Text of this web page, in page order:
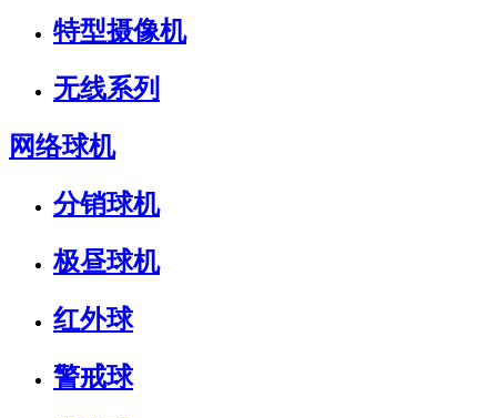
特型摄像机
无线系列
网络球机
分销球机
极昼球机
红外球
警戒球